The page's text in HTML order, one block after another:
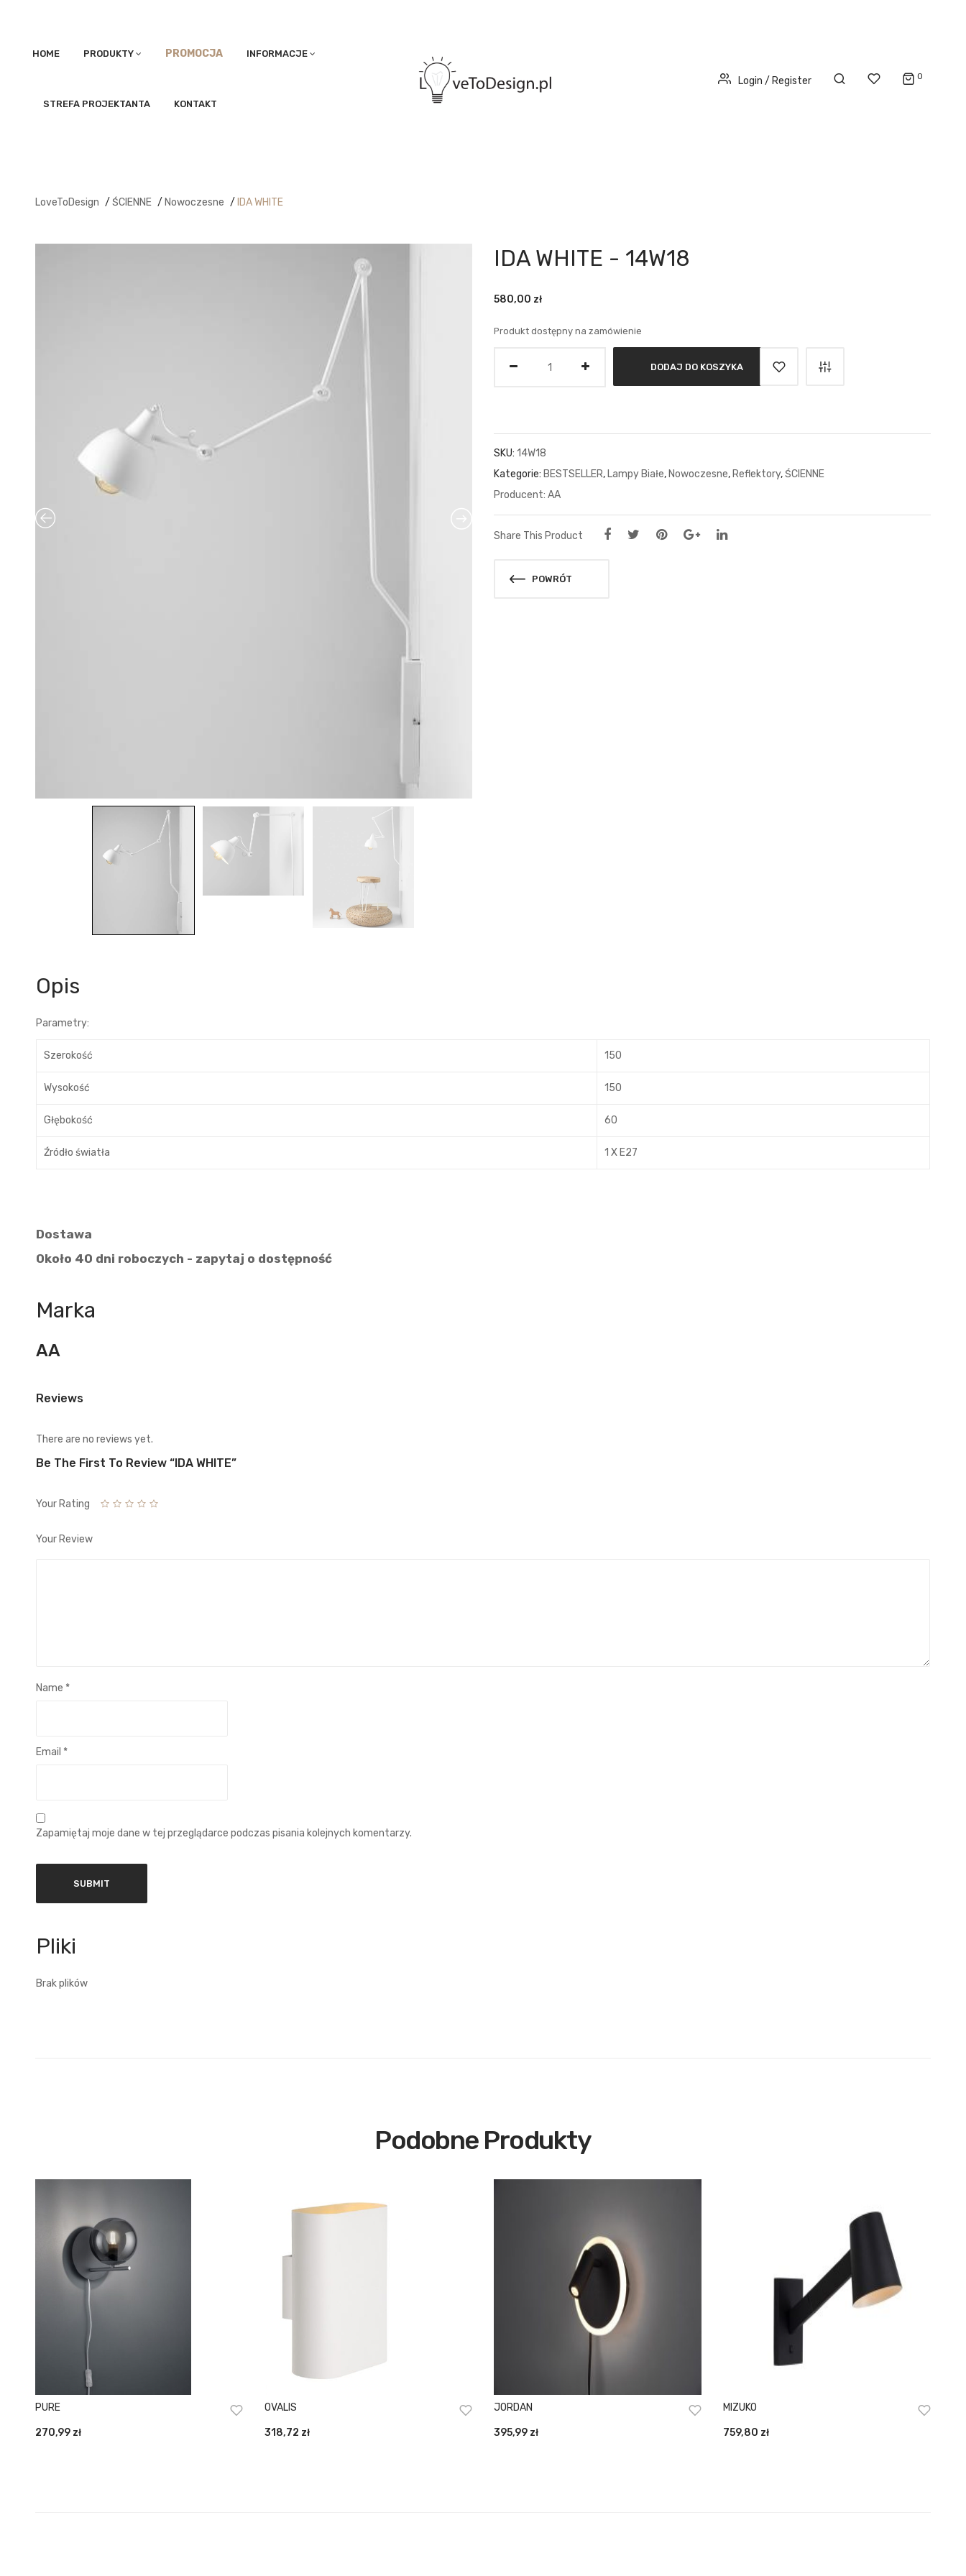
HOME PRODUKTY PROMOCJA INFORMACJE
STREFA PROJEKTANTA KONTAKT
Login / Register 0
LoveToDesign / ŚCIENNE / Nowoczesne / IDA WHITE
IDA WHITE - 14W18
580,00 zł
Produkt dostępny na zamówienie
DODAJ DO KOSZYKA
SKU: 14W18
Kategorie: BESTSELLER, Lampy Białe, Nowoczesne, Reflektory,ŚCIENNE
AA
Share This Product
POWRÓT
Opis
Parametry:
Szerokość 150
Wysokość 150
Głębokość 60
Źródło światła 1 X E27
Dostawa
Około 40 dni roboczych - zapytaj o dostępność
Marka
AA
Reviews
There are no reviews yet.
Be The First To Review “IDA WHITE”
Your Rating
Your Review
Name *
Email *
Zapamiętaj moje dane w tej przeglądarce podczas pisania kolejnych komentarzy.
Brak plików
Podobne Produkty
PURE
270,99 zł
OVALIS
318,72 zł
JORDAN
395,99 zł
MIZUKO
759,80 zł